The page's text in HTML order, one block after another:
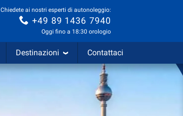
Chiedete ai nostri esperti di autonoleggio:
+49 89 1436 7940
Oggi fino a 18:30 orologio
Destinazioni Contattaci